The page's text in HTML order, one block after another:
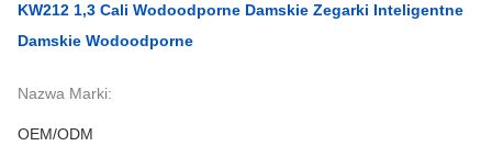
KW212 1,3 Cali Wodoodporne Damskie Zegarki Inteligentne
Damskie Wodoodporne
Nazwa Marki:
OEM/ODM